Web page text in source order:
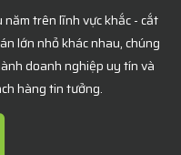
trên lĩnh vực khắc - cắt
lớn nhỏ khác nhau, chúng
doanh nghiệp uy tín và
hàng tin tưởng.